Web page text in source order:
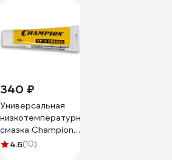
340 ₽
Универсальная
низкотемпературная
смазка Champion
EP-0 110 г 952836
4.6(10)